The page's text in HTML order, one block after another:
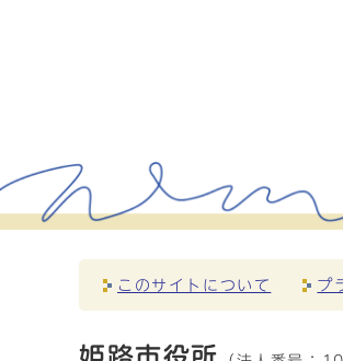
このサイトについて プ